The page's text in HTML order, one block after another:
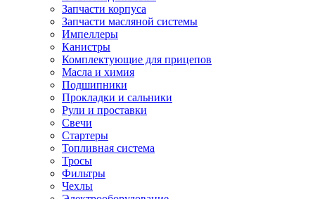
Запчасти корпуса
Запчасти масляной системы
Импеллеры
Канистры
Комплектующие для прицепов
Масла и химия
Подшипники
Прокладки и сальники
Рули и проставки
Свечи
Стартеры
Топливная система
Тросы
Фильтры
Чехлы